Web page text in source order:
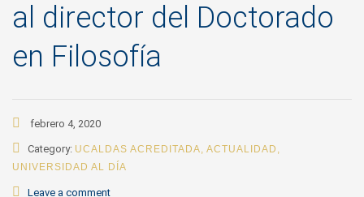
al director del Doctorado
en Filosofía
febrero 4, 2020
Category: UCALDAS ACREDITADA, ACTUALIDAD ,
UNIVERSIDAD AL DÍA
Leave a comment